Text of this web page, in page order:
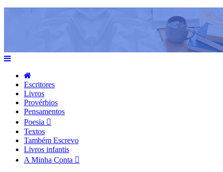
Escritores
Livros
Provérbios
Pensamentos
Poesia
Textos
Também Escrevo
Livros infantis
A Minha Conta